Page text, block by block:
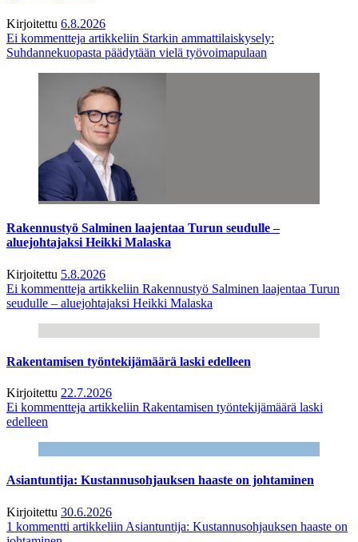
Kirjoitettu 6.8.2026
Ei kommentteja artikkeliin Starkin ammattilaiskysely:
Suhdannekuopasta päädytään vielä työvoimapulaan
Rakennustyö Salminen laajentaa Turun seudulle –
aluejohtajaksi Heikki Malaska
Kirjoitettu 5.8.2026
Ei kommentteja artikkeliin Rakennustyö Salminen laajentaa Turun
seudulle – aluejohtajaksi Heikki Malaska
Rakentamisen työntekijämäärä laski edelleen
Kirjoitettu 22.7.2026
Ei kommentteja artikkeliin Rakentamisen työntekijämäärä laski
edelleen
Asiantuntija: Kustannusohjauksen haaste on johtaminen
Kirjoitettu 30.6.2026
1 kommentti artikkeliin Asiantuntija: Kustannusohjauksen haaste on